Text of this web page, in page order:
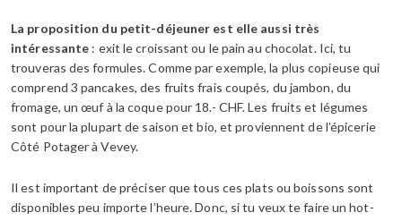
La proposition du petit-déjeuner est elle aussi très
intéressante : exit le croissant ou le pain au chocolat. Ici, tu
trouveras des formules. Comme par exemple, la plus copieuse qui
comprend 3 pancakes, des fruits frais coupés, du jambon, du
fromage, un œuf à la coque pour 18.- CHF. Les fruits et légumes
sont pour la plupart de saison et bio, et proviennent de l’épicerie
Côté Potager à Vevey.
Il est important de préciser que tous ces plats ou boissons sont
disponibles peu importe l’heure. Donc, si tu veux te faire un hot-